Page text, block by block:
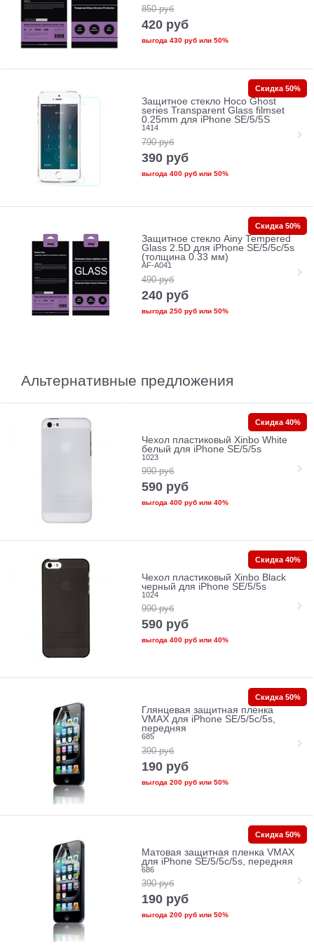
850 руб
420 руб
выгода 430 рубили 50%
Защитное стекло Hoco Ghost
series Transparent Glass filmset
0.25mm для iPhone SE/5/5S
1414
790 руб
390 руб
выгода 400 рубили 50%
Скидка 50%
Защитное стекло Ainy Tempered
Glass 2.5D для iPhone SE/5/5c/5s
(толщина 0.33 мм)
AF-A041
490 руб
240 руб
выгода 250 рубили 50%
Скидка 50%
Альтернативные предложения
Чехол пластиковый Xinbo White
белый для iPhone SE/5/5s
1023
990 руб
590 руб
выгода 400 рубили 40%
Скидка 40%
Чехол пластиковый Xinbo Black
черный для iPhone SE/5/5s
1024
990 руб
590 руб
выгода 400 рубили 40%
Скидка 40%
Глянцевая защитная пленка
VMAX для iPhone SE/5/5c/5s,
передняя
685
390 руб
190 руб
выгода 200 рубили 50%
Скидка 50%
Матовая защитная пленка VMAX
для iPhone SE/5/5c/5s, передняя
686
390 руб
190 руб
выгода 200 рубили 50%
Скидка 50%